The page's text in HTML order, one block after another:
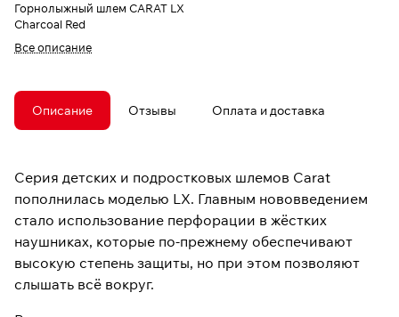
Горнолыжный шлем CARAT LX
Charcoal Red
Все описание
Описание Отзывы Оплата и доставка
Серия детских и подростковых шлемов Carat
пополнилась моделью LX. Главным нововведением
стало использование перфорации в жёстких
наушниках, которые по-прежнему обеспечивают
высокую степень защиты, но при этом позволяют
слышать всё вокруг.